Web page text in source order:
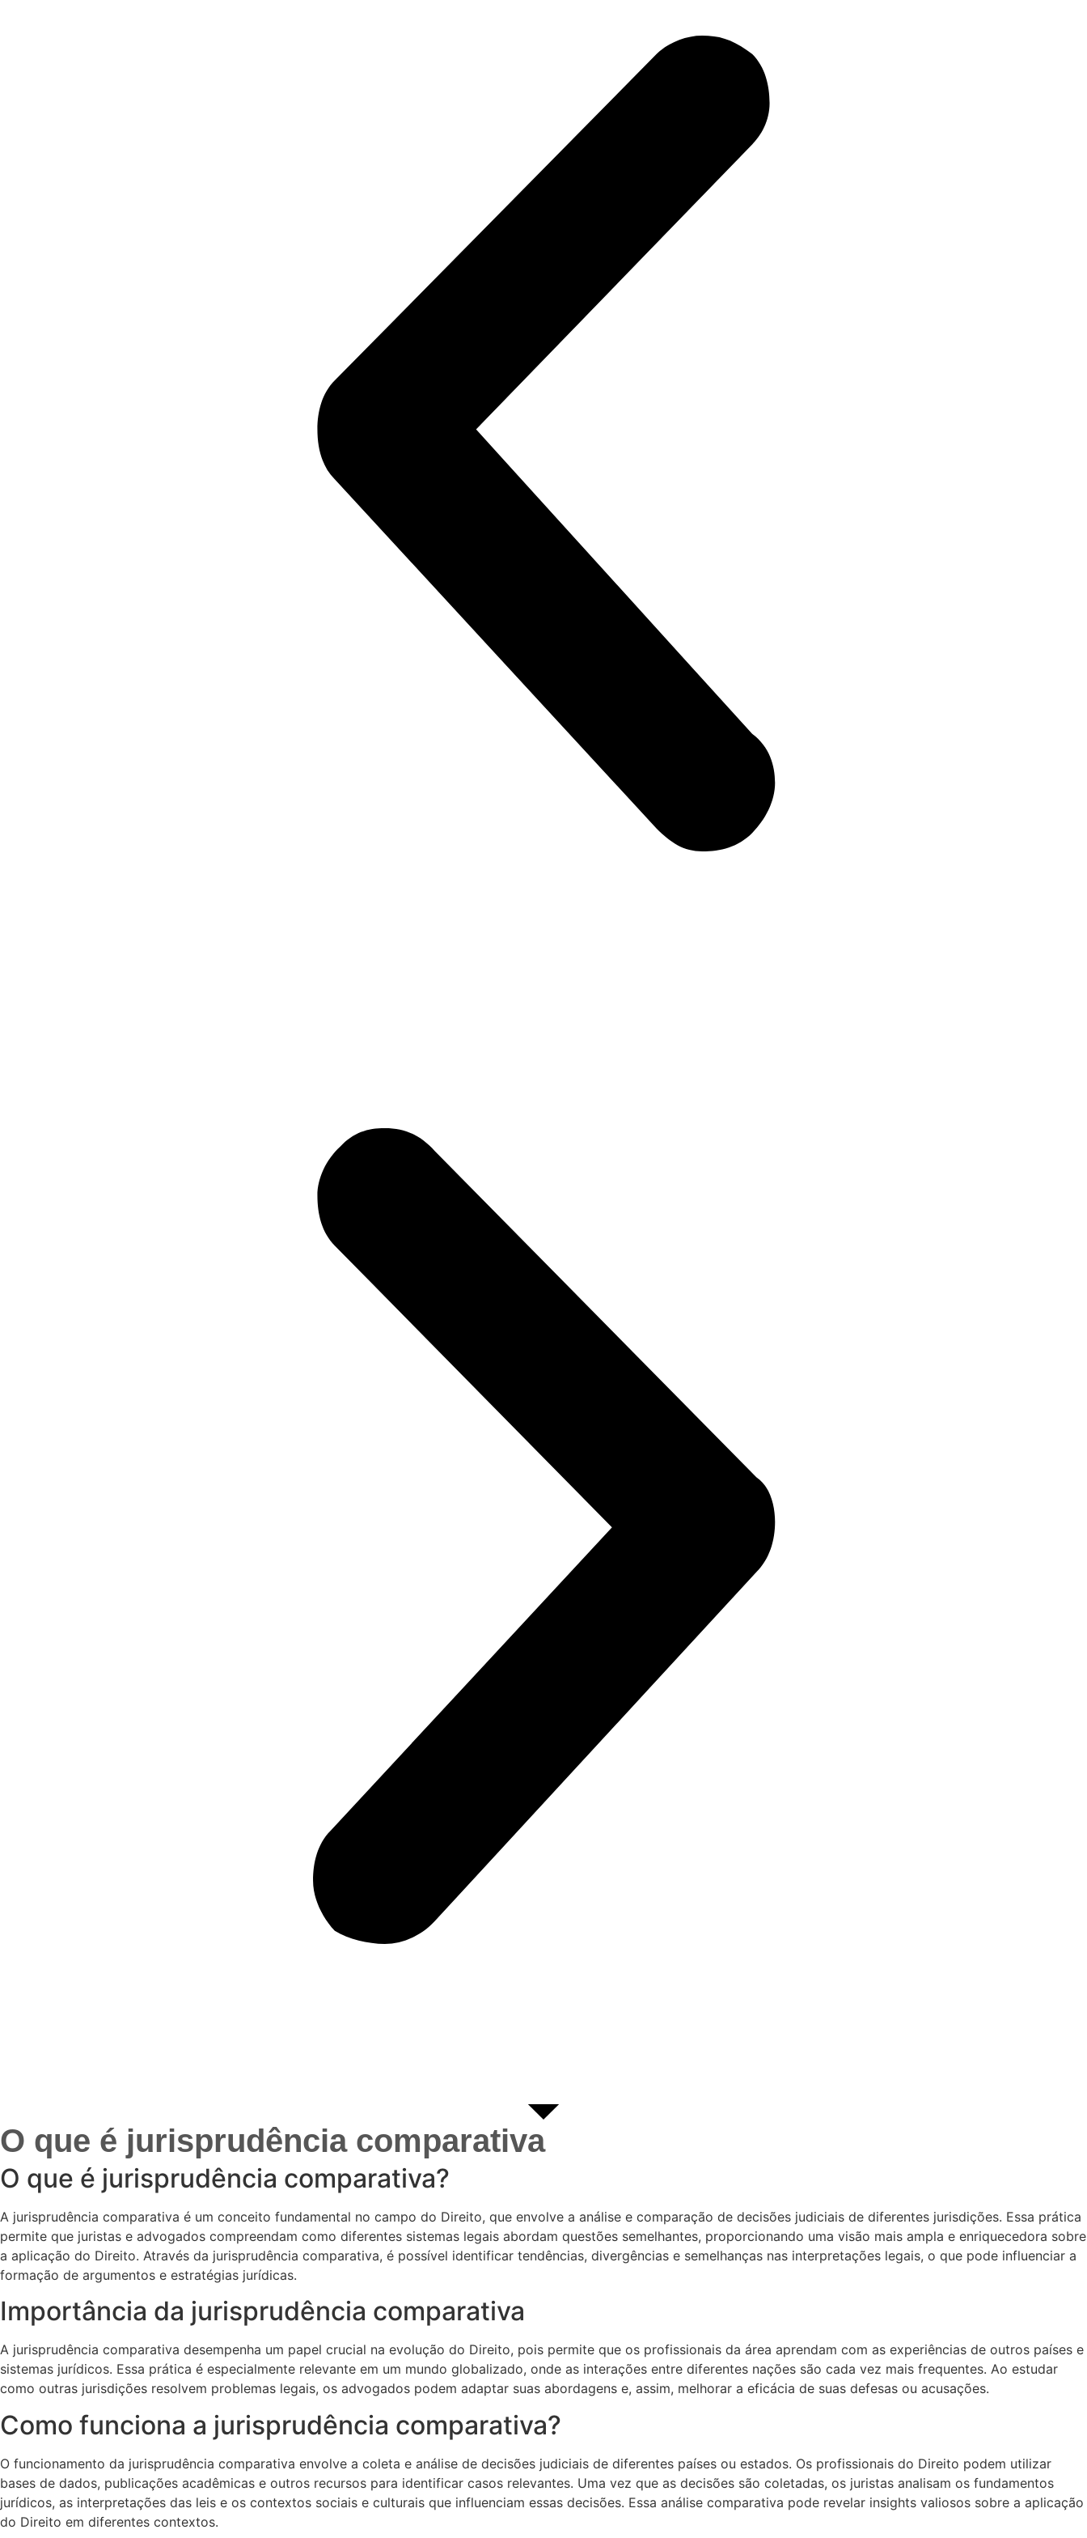
O que é jurisprudência comparativa
O que é jurisprudência comparativa?
A jurisprudência comparativa é um conceito fundamental no campo do Direito, que envolve a análise e comparação de decisões judiciais de diferentes jurisdições. Essa prática
permite que juristas e advogados compreendam como diferentes sistemas legais abordam questões semelhantes, proporcionando uma visão mais ampla e enriquecedora sobre
a aplicação do Direito. Através da jurisprudência comparativa, é possível identificar tendências, divergências e semelhanças nas interpretações legais, o que pode influenciar a
formação de argumentos e estratégias jurídicas.
Importância da jurisprudência comparativa
A jurisprudência comparativa desempenha um papel crucial na evolução do Direito, pois permite que os profissionais da área aprendam com as experiências de outros países e
sistemas jurídicos. Essa prática é especialmente relevante em um mundo globalizado, onde as interações entre diferentes nações são cada vez mais frequentes. Ao estudar
como outras jurisdições resolvem problemas legais, os advogados podem adaptar suas abordagens e, assim, melhorar a eficácia de suas defesas ou acusações.
Como funciona a jurisprudência comparativa?
O funcionamento da jurisprudência comparativa envolve a coleta e análise de decisões judiciais de diferentes países ou estados. Os profissionais do Direito podem utilizar
bases de dados, publicações acadêmicas e outros recursos para identificar casos relevantes. Uma vez que as decisões são coletadas, os juristas analisam os fundamentos
jurídicos, as interpretações das leis e os contextos sociais e culturais que influenciam essas decisões. Essa análise comparativa pode revelar insights valiosos sobre a aplicação
do Direito em diferentes contextos.